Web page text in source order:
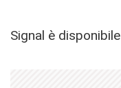
Signal è disponibile